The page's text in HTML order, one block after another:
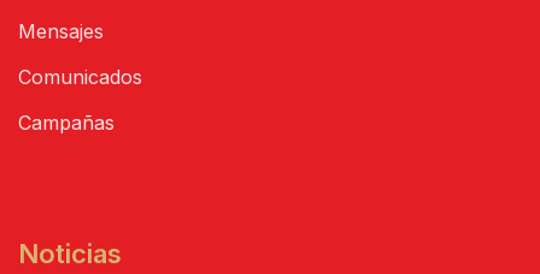
Mensajes
Comunicados
Campañas
Noticias